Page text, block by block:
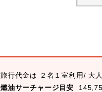
旅行代金は ２名１室利用/ 大
燃油サーチャージ目安